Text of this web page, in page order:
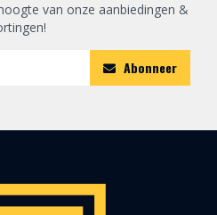
van onze aanbiedingen &
Abonneer